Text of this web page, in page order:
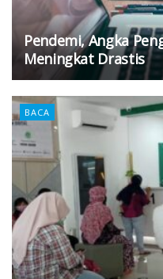
Pendemi, Angka
Meningkat Drastis
BACA